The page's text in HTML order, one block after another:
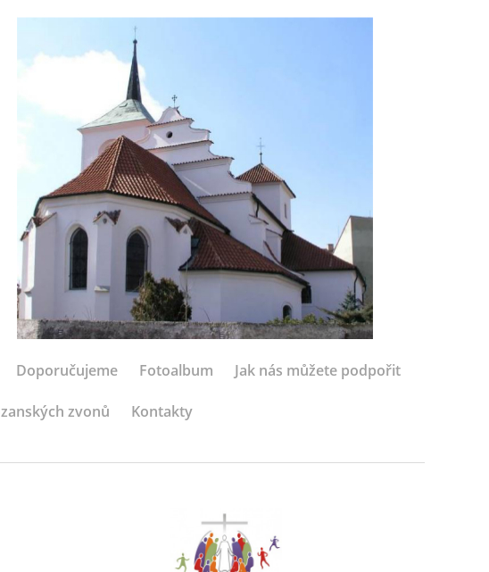
Doporučujeme Fotoalbum Jak nás můžete podpořit
zvonů Kontakty